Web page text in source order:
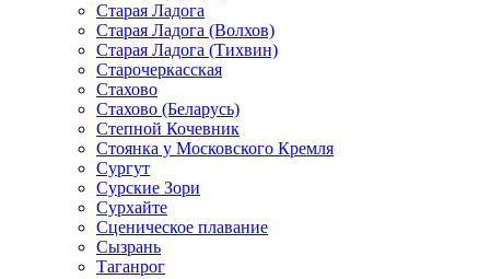
Старая Ладога
Старая Ладога (Волхов)
Старая Ладога (Тихвин)
Старочеркасская
Стахово
Стахово (Беларусь)
Степной Кочевник
Стоянка у Московского Кремля
Сургут
Сурские Зори
Сурхайте
Сценическое плавание
Сызрань
Таганрог